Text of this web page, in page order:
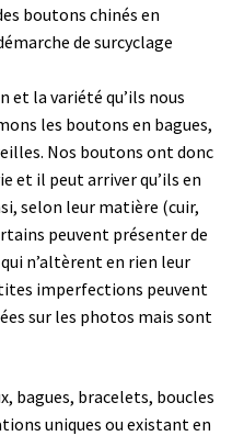
boutons chinés en
de surcyclage
la variété qu’ils nous
les boutons en bagues,
Nos boutons ont donc
et il peut arriver qu’ils en
selon leur matière (cuir,
peuvent présenter de
n’altèrent en rien leur
imperfections peuvent
sur les photos mais sont
bagues, bracelets, boucles
uniques ou existant en